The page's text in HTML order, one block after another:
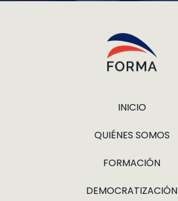
INICIO
QUIÉNES SOMOS
FORMACIÓN
DEMOCRATIZACIÓN